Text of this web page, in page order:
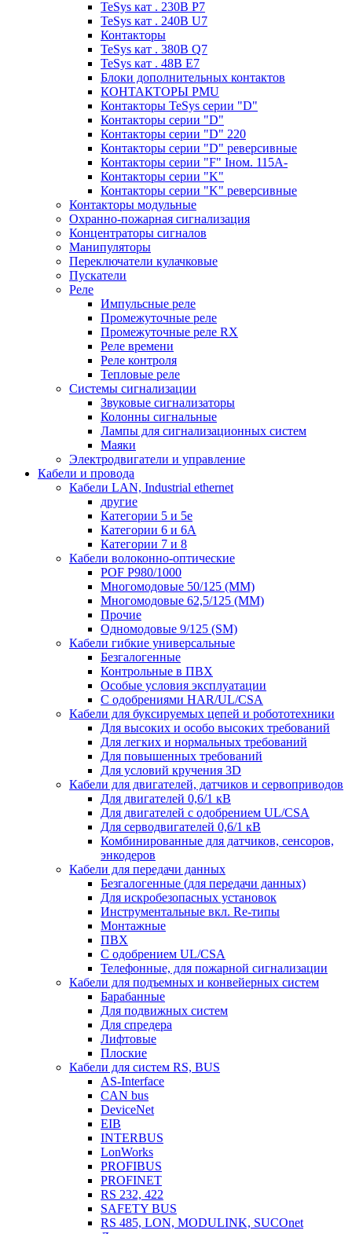
TeSys кат . 230В P7
TeSys кат . 240В U7
Контакторы
TeSys кат . 380В Q7
TeSys кат . 48В E7
Блоки дополнительных контактов
КОНТАКТОРЫ PMU
Контакторы TeSys серии "D"
Контакторы серии "D"
Контакторы серии "D" 220
Контакторы серии "D" реверсивные
Контакторы серии "F" Iном. 115А-
Контакторы серии "K"
Контакторы серии "K" реверсивные
Контакторы модульные
Охранно-пожарная сигнализация
Концентраторы сигналов
Манипуляторы
Переключатели кулачковые
Пускатели
Реле
Импульсные реле
Промежуточные реле
Промежуточные реле RX
Реле времени
Реле контроля
Тепловые реле
Системы сигнализации
Звуковые сигнализаторы
Колонны сигнальные
Лампы для сигнализационных систем
Маяки
Электродвигатели и управление
Кабели и провода
Кабели LAN, Industrial ethernet
другие
Категории 5 и 5е
Категории 6 и 6A
Категории 7 и 8
Кабели волоконно-оптические
POF P980/1000
Многомодовые 50/125 (ММ)
Многомодовые 62,5/125 (ММ)
Прочие
Одномодовые 9/125 (SM)
Кабели гибкие универсальные
Безгалогенные
Контрольные в ПВХ
Особые условия эксплуатации
С одобрениями HAR/UL/CSA
Кабели для буксируемых цепей и робототехники
Для высоких и особо высоких требований
Для легких и нормальных требований
Для повышенных требований
Для условий кручения 3D
Кабели для двигателей, датчиков и сервоприводов
Для двигателей 0,6/1 кВ
Для двигателей с одобрением UL/CSA
Для серводвигателей 0,6/1 кВ
Комбинированные для датчиков, cенсоров,
энкодеров
Кабели для передачи данных
Безгалогенные (для передачи данных)
Для искробезопасных установок
Инструментальные вкл. Re-типы
Монтажные
ПВХ
С одобрением UL/CSA
Телефонные, для пожарной сигнализации
Кабели для подъемных и конвейерных систем
Барабанные
Для подвижных систем
Для спредера
Лифтовые
Плоские
Кабели для систем RS, BUS
AS-Interface
CAN bus
DeviceNet
EIB
INTERBUS
LonWorks
PROFIBUS
PROFINET
RS 232, 422
SAFETY BUS
RS 485, LON, MODULINK, SUCOnet